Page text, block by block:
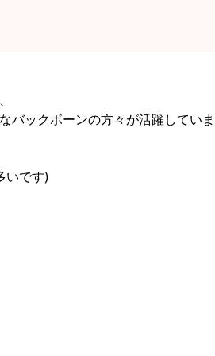
ックボーンの方々が活躍していま
いです)